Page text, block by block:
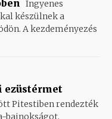
Ingyenes
készülnek a
A kezdeményezés
ezüstérmet
Pitestiben rendezték